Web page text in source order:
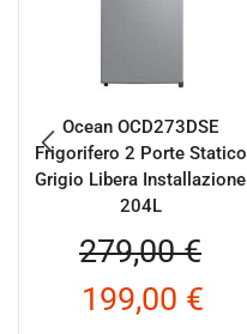
Ocean OCD273DSE
Frigorifero 2 Porte Statico
Grigio Libera Installazione
204L
279,00€
199,00 €